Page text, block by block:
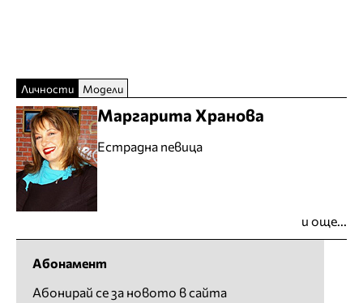
Личности Модели
Маргарита Хранова
Естрадна певица
и още...
Абонамент
Абонирай се за новото в сайта